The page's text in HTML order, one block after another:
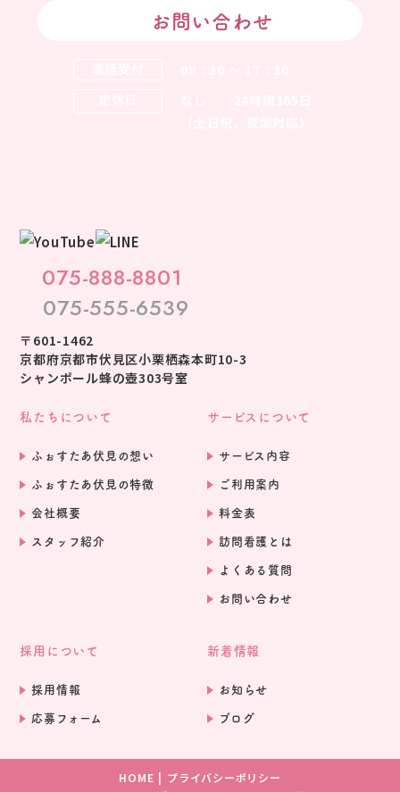
お問い合わせ
075-888-8801
075-555-6539
〒601-1462
京都府京都市伏見区小栗栖森本町10-3
シャンポール蜂の壺303号室
私たちについて
ふぉすたあ伏見の想い
ふぉすたあ伏見の特徴
会社概要
スタッフ紹介
サービスについて
サービス内容
ご利用案内
料金表
訪問看護とは
よくある質問
お問い合わせ
採用について
採用情報
応募フォーム
新着情報
お知らせ
ブログ
HOME
プライバシーポリシー